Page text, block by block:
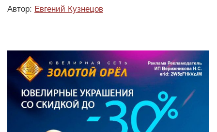
Автор: Евгений Кузнецов